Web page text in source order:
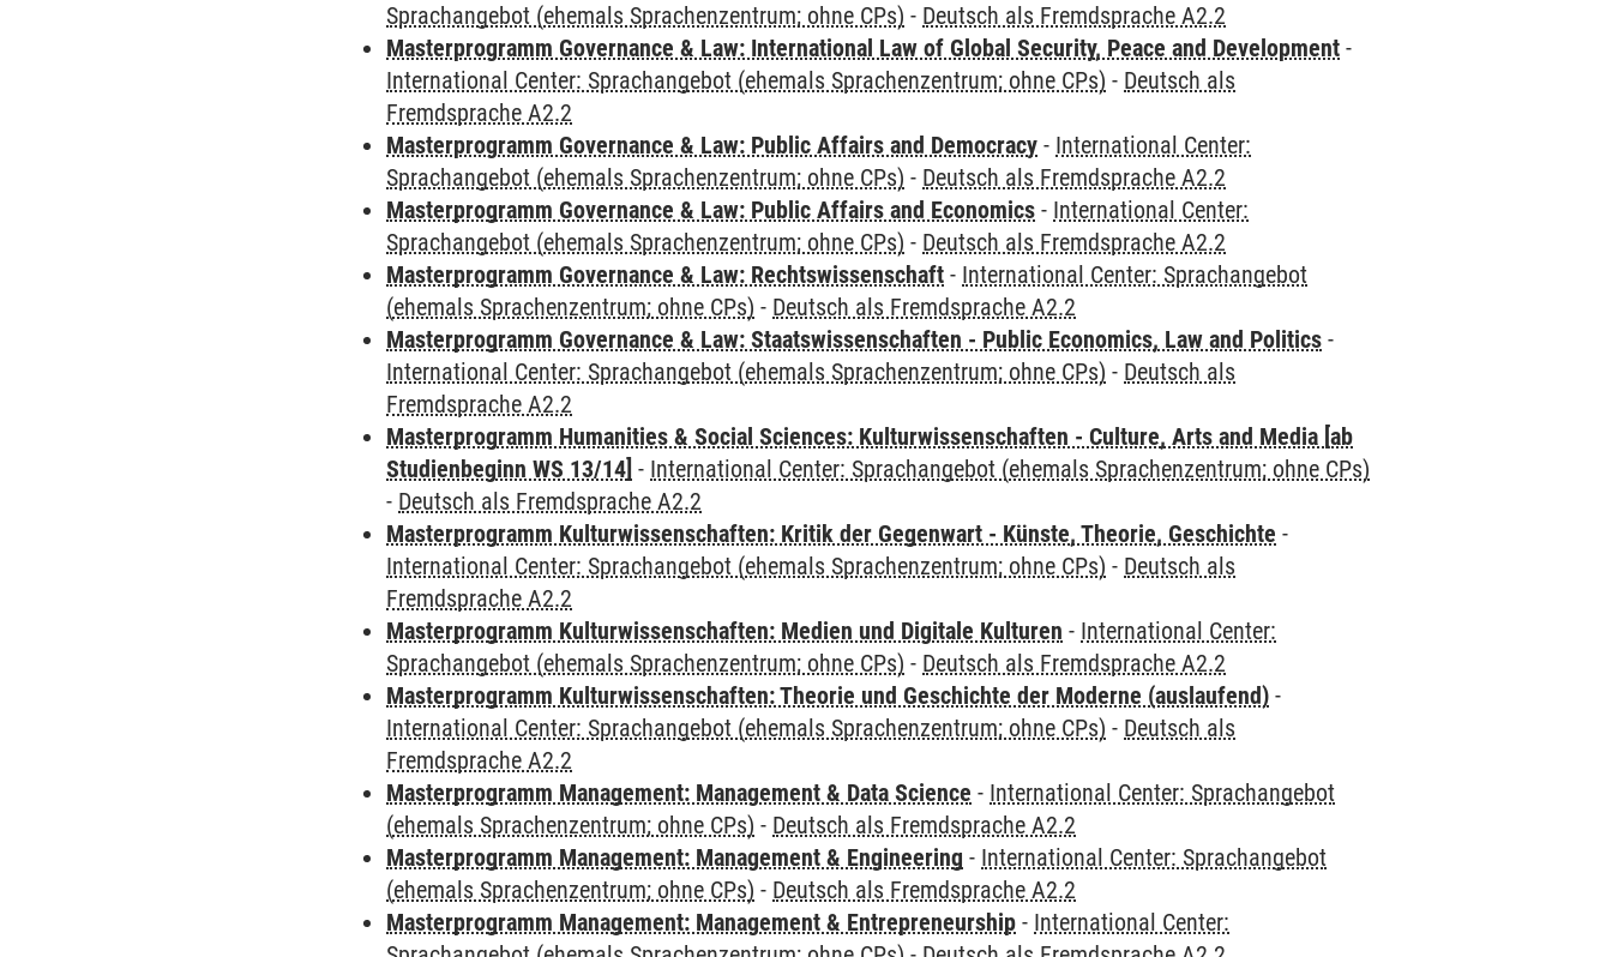
Sprachangebot (ehemals Sprachenzentrum; ohne CPs) - Deutsch als Fremdsprache A2.2
Masterprogramm Governance & Law: International Law of Global Security, Peace and Development -
International Center: Sprachangebot (ehemals Sprachenzentrum; ohne CPs) - Deutsch als
Fremdsprache A2.2
Masterprogramm Governance & Law: Public Affairs and Democracy - International Center:
Sprachangebot (ehemals Sprachenzentrum; ohne CPs) - Deutsch als Fremdsprache A2.2
Masterprogramm Governance & Law: Public Affairs and Economics - International Center:
Sprachangebot (ehemals Sprachenzentrum; ohne CPs) - Deutsch als Fremdsprache A2.2
Masterprogramm Governance & Law: Rechtswissenschaft - International Center: Sprachangebot
(ehemals Sprachenzentrum; ohne CPs) - Deutsch als Fremdsprache A2.2
Masterprogramm Governance & Law: Staatswissenschaften - Public Economics, Law and Politics -
International Center: Sprachangebot (ehemals Sprachenzentrum; ohne CPs) - Deutsch als
Fremdsprache A2.2
Masterprogramm Humanities & Social Sciences: Kulturwissenschaften - Culture, Arts and Media [ab
Studienbeginn WS 13/14] - International Center: Sprachangebot (ehemals Sprachenzentrum; ohne CPs)
- Deutsch als Fremdsprache A2.2
Masterprogramm Kulturwissenschaften: Kritik der Gegenwart - Künste, Theorie, Geschichte -
International Center: Sprachangebot (ehemals Sprachenzentrum; ohne CPs) - Deutsch als
Fremdsprache A2.2
Masterprogramm Kulturwissenschaften: Medien und Digitale Kulturen - International Center:
Sprachangebot (ehemals Sprachenzentrum; ohne CPs) - Deutsch als Fremdsprache A2.2
Masterprogramm Kulturwissenschaften: Theorie und Geschichte der Moderne (auslaufend) -
International Center: Sprachangebot (ehemals Sprachenzentrum; ohne CPs) - Deutsch als
Fremdsprache A2.2
Masterprogramm Management: Management & Data Science - International Center: Sprachangebot
(ehemals Sprachenzentrum; ohne CPs) - Deutsch als Fremdsprache A2.2
Masterprogramm Management: Management & Engineering - International Center: Sprachangebot
(ehemals Sprachenzentrum; ohne CPs) - Deutsch als Fremdsprache A2.2
Masterprogramm Management: Management & Entrepreneurship - International Center: